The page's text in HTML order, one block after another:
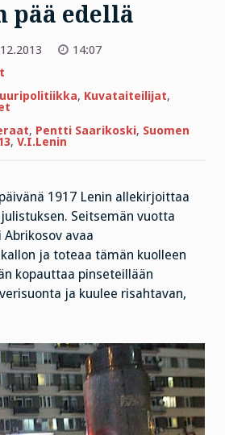
edellä
14:07
rojahtaa
graniittiin
edellä
, Kuvataiteilijat,
, Pentti Saarikoski, Suomen
, V.I.Lenin
1917 Lenin allekirjoittaa
Seitsemän vuotta
avaa
ja toteaa tämän kuolleen
kopauttaa pinseteillään
ja kuulee risahtavan,